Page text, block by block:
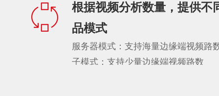
根据视频分析数量，提供不
品模式
服务器模式：支持海量边缘端视频路
子模式：支持少量边缘端视频路数